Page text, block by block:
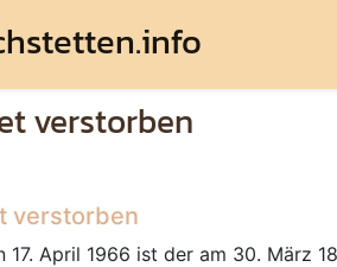
verstorben
verstorben
17. April 1966 ist der am 30. März